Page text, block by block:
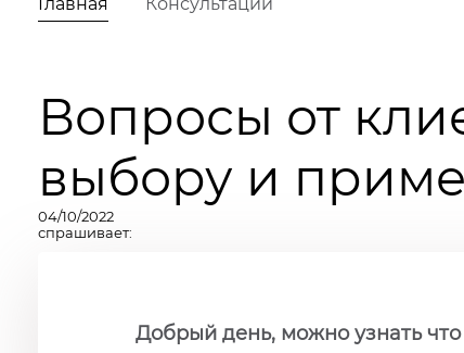
Главная Консультации
Вопросы от
выбору и
04/10/2022
спрашивает:
Добрый день, можно узнать